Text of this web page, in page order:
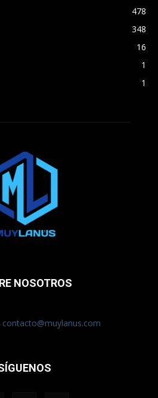
478
348
16
1
1
NOSOTROS
contacto@muylanus.com